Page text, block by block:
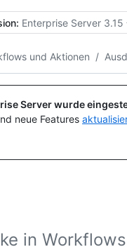
Enterprise Server 3.15
und Aktionen /
Server wurde
neue Features
in